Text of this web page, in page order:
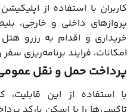
کاربران با استفاده از
پروازهای داخلی و خارجی،
خریداری و اقدام به رزرو
امکانات، فرایند برنامه‌ریزی
پرداخت‌ حمل و نقل
با استفاده از این قابلیت،